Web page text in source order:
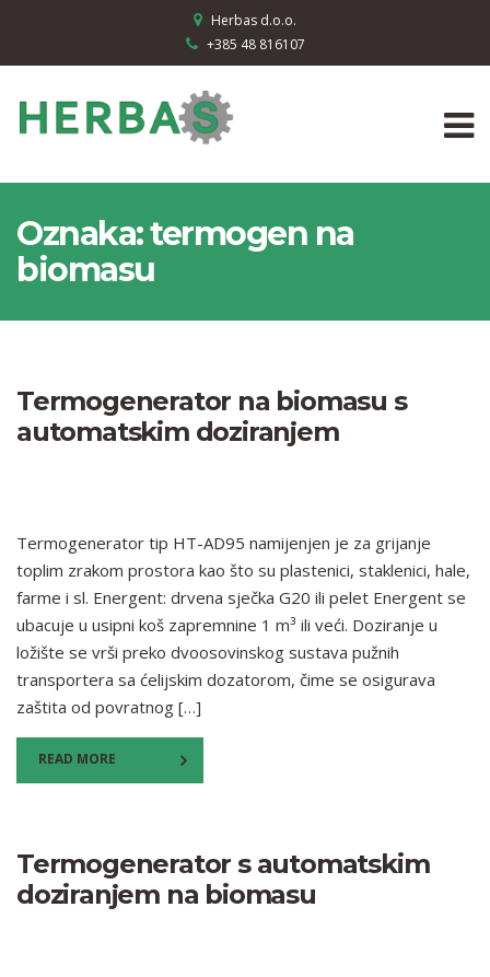
Herbas d.o.o.
+385 48 816107
Oznaka:termogen na
biomasu
Termogenerator na biomasu s
automatskim doziranjem
Termogenerator tip HT-AD95 namijenjen je za grijanje
toplim zrakom prostora kao što su plastenici, staklenici, hale,
farme i sl. Energent: drvena sječka G20 ili pelet Energent se
ubacuje u usipni koš zapremnine 1 m³ ili veći. Doziranje u
ložište se vrši preko dvoosovinskog sustava pužnih
transportera sa ćelijskim dozatorom, čime se osigurava
zaštita od povratnog […]
READ MORE
Termogenerator s automatskim
doziranjem na biomasu